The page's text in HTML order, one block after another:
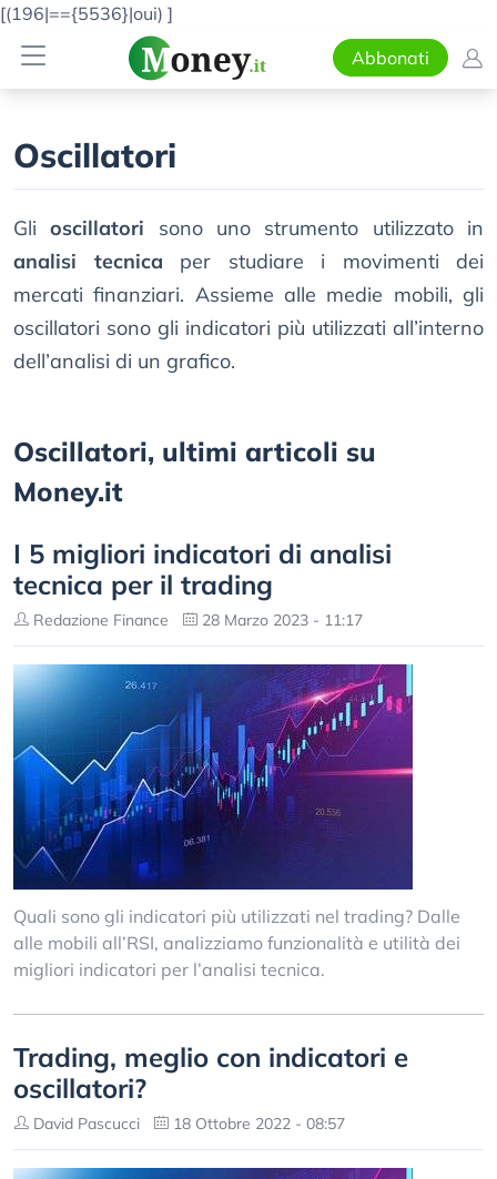
[(196|=={5536}|oui) ]
Abbonati
Oscillatori
Glioscillatori sono uno strumento utilizzato in
analisi tecnica per studiare i movimenti dei
mercati finanziari. Assieme alle medie mobili, gli
oscillatori sono gli indicatori più utilizzati all’interno
dell’analisi di un grafico.
Oscillatori, ultimi articoli su
Money.it
I 5 migliori indicatori di analisi
tecnica per il trading
Redazione Finance 28 Marzo 2023 - 11:17
Quali sono gli indicatori più utilizzati nel trading? Dalle
alle mobili all’RSI, analizziamo funzionalità e utilità dei
migliori indicatori per l’analisi tecnica.
Trading, meglio con indicatori e
oscillatori?
David Pascucci 18 Ottobre 2022 - 08:57